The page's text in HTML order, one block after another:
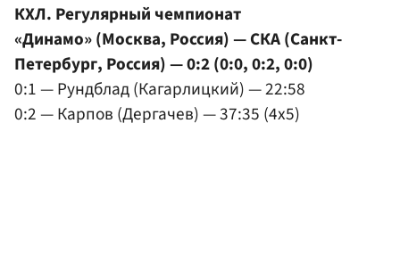
КХЛ. Регулярный чемпионат
«Динамо» (Москва, Россия) — СКА (Санкт-
Петербург, Россия) — 0:2 (0:0, 0:2, 0:0)
0:1 — Рундблад (Кагарлицкий) — 22:58
0:2 — Карпов (Дергачев) — 37:35 (4x5)